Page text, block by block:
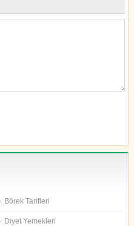
Börek Tarifleri
Diyet Yemekleri